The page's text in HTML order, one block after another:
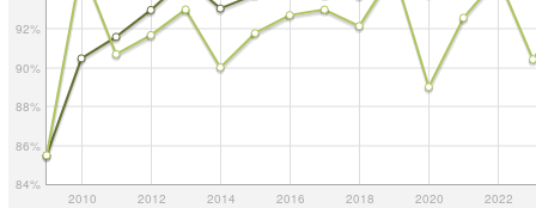
2010 2012 2014 2016 2018 2020 2022
84%
86%
88%
90%
92%